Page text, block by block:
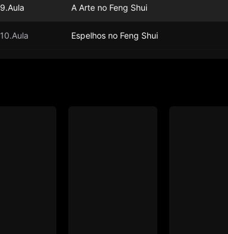
9.Aula A Arte no Feng Shui
10.Aula Espelhos no Feng Shui